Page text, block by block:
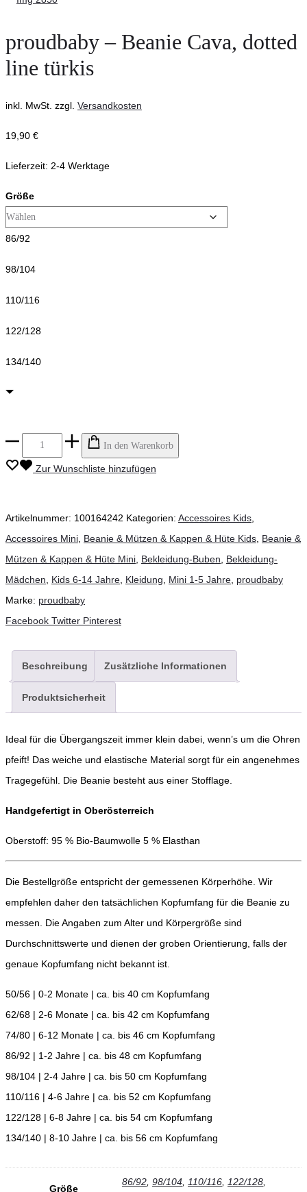
Line
petrol
proudbaby – Beanie Cava, dotted
line türkis
inkl. MwSt. zzgl. Versandkosten
19,90 €
Lieferzeit: 2-4 Werktage
Größe
86/92
98/104
110/116
122/128
134/140
proudbaby
-
dotted
line
türkis
Menge
In den Warenkorb
Zur Wunschliste hinzufügen
Artikelnummer: 100164242 Kategorien: Accessoires Kids,
Accessoires Mini, Beanie & Mützen & Kappen & Hüte Kids, Beanie &
Mützen & Kappen & Hüte Mini, Bekleidung-Buben, Bekleidung-
Mädchen, Kids 6-14 Jahre, Kleidung, Mini 1-5 Jahre, proudbaby
Marke: proudbaby
Teilen
Facebook Twitter Pinterest
Beschreibung Zusätzliche Informationen
Produktsicherheit
Ideal für die Übergangszeit immer klein dabei, wenn’s um die Ohren
pfeift! Das weiche und elastische Material sorgt für ein angenehmes
Tragegefühl. Die Beanie besteht aus einer Stofflage.
Handgefertigt in Oberösterreich
Oberstoff: 95 % Bio-Baumwolle 5 % Elasthan
Die Bestellgröße entspricht der gemessenen Körperhöhe. Wir
empfehlen daher den tatsächlichen Kopfumfang für die Beanie zu
messen. Die Angaben zum Alter und Körpergröße sind
Durchschnittswerte und dienen der groben Orientierung, falls der
genaue Kopfumfang nicht bekannt ist.
50/56 | 0-2 Monate | ca. bis 40 cm Kopfumfang
62/68 | 2-6 Monate | ca. bis 42 cm Kopfumfang
74/80 | 6-12 Monate | ca. bis 46 cm Kopfumfang
86/92 | 1-2 Jahre | ca. bis 48 cm Kopfumfang
98/104 | 2-4 Jahre | ca. bis 50 cm Kopfumfang
110/116 | 4-6 Jahre | ca. bis 52 cm Kopfumfang
122/128 | 6-8 Jahre | ca. bis 54 cm Kopfumfang
134/140 | 8-10 Jahre | ca. bis 56 cm Kopfumfang
Größe
86/92 98/104 110/116 122/128